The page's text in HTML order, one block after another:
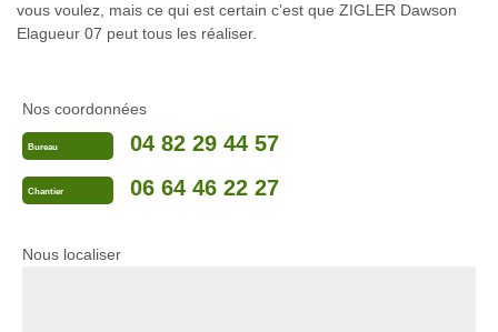
vous voulez, mais ce qui est certain c’est que ZIGLER Dawson
Elagueur 07 peut tous les réaliser.
Nos coordonnées
Bureau 04 82 29 44 57
Chantier 06 64 46 22 27
Nous localiser